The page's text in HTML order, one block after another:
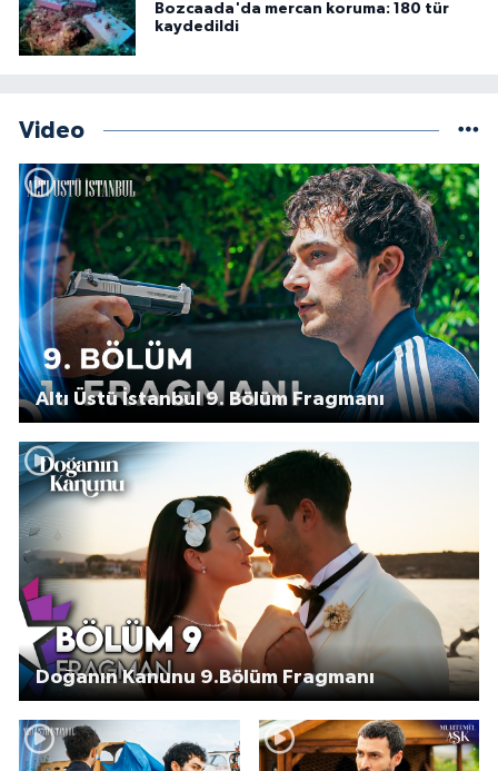
Bozcaada'da mercan koruma: 180 tür
kaydedildi
Video
Altı Üstü İstanbul 9. Bölüm Fragmanı
Doğanın Kanunu 9.Bölüm Fragmanı